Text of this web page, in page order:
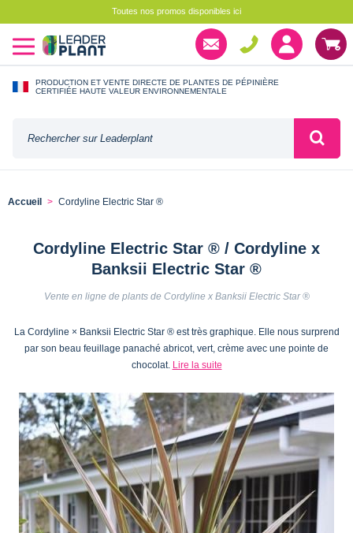
Toutes nos promos disponibles ici
PRODUCTION ET VENTE DIRECTE DE PLANTES DE PÉPINIÈRE
CERTIFIÉE HAUTE VALEUR ENVIRONNEMENTALE
Accueil Cordyline Electric Star ®
Cordyline Electric Star ® / Cordyline x
Banksii Electric Star ®
Vente en ligne de plants de Cordyline x Banksii Electric Star ®
La Cordyline × Banksii Electric Star ® est très graphique. Elle nous surprend
par son beau feuillage panaché abricot, vert, crème avec une pointe de
chocolat. Lire la suite